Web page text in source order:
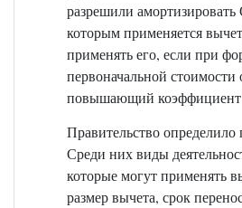
разрешили
которым применяется
применять его, если при
первоначальной стоимости
повышающий коэффициент
Правительство
Среди них виды
которые могут применять
размер вычета, срок